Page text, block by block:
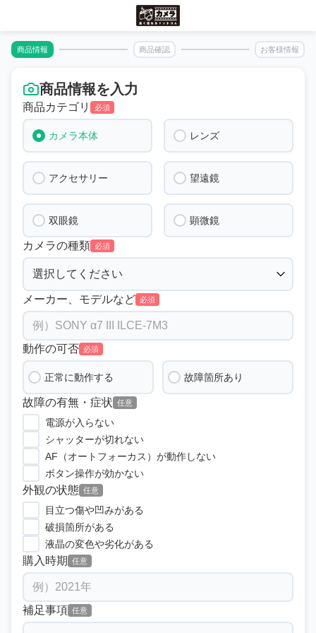
商品情報 商品確認 お客様情報
商品情報を入力
商品カテゴリ 必須
カメラ本体 レンズ
アクセサリー 望遠鏡
双眼鏡 顕微鏡
カメラの種類 必須
メーカー、モデルなど 必須
動作の可否 必須
正常に動作する 故障箇所あり
故障の有無・症状 任意
電源が入らない
シャッターが切れない
AF（オートフォーカス）が動作しない
ボタン操作が効かない
外観の状態 任意
目立つ傷や凹みがある
破損箇所がある
液晶の変色や劣化がある
購入時期 任意
補足事項 任意